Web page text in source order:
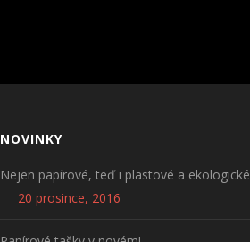
NOVINKY
Nejen papírové, teď i plastové a ekologické
20 prosince, 2016